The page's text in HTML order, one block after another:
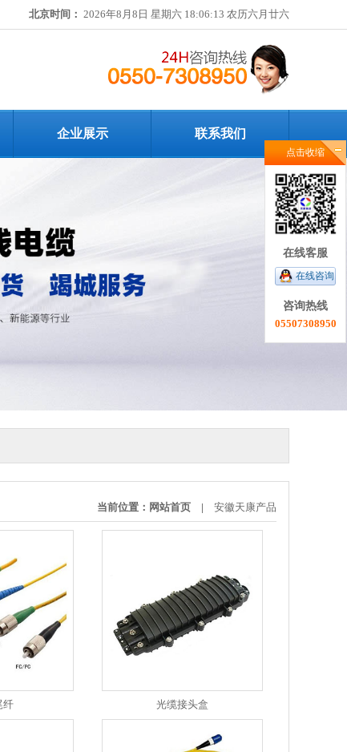
北京时间： 2026年8月8日 星期六 18:06:13 农历六月廿六
企业展示 联系我们
当前位置： 网站首页 | 安徽天康产品
纤 光缆接头盒
点击收缩
在线客服
在线咨询
咨询热线
05507308950